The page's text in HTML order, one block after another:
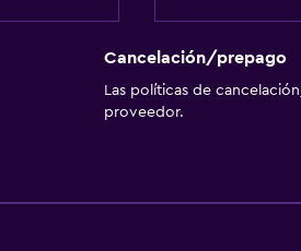
Cancelación/prepago
Las políticas de
proveedor.